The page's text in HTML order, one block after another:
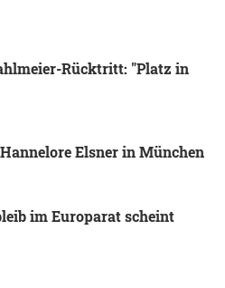
Rücktritt: "Platz in
Elsner in München
im Europarat scheint